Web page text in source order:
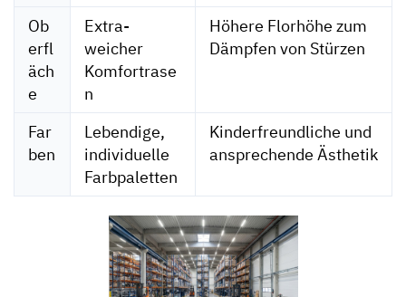
Ob
erfl
äch
e
Extra-
weicher
Komfortrase
n
Höhere Florhöhe zum
Dämpfen von Stürzen
Far
ben
Lebendige,
individuelle
Farbpaletten
Kinderfreundliche und
ansprechende Ästhetik